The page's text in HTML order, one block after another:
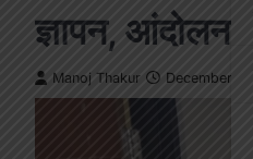
ज्ञापन, आंदोलन
Manoj Thakur December